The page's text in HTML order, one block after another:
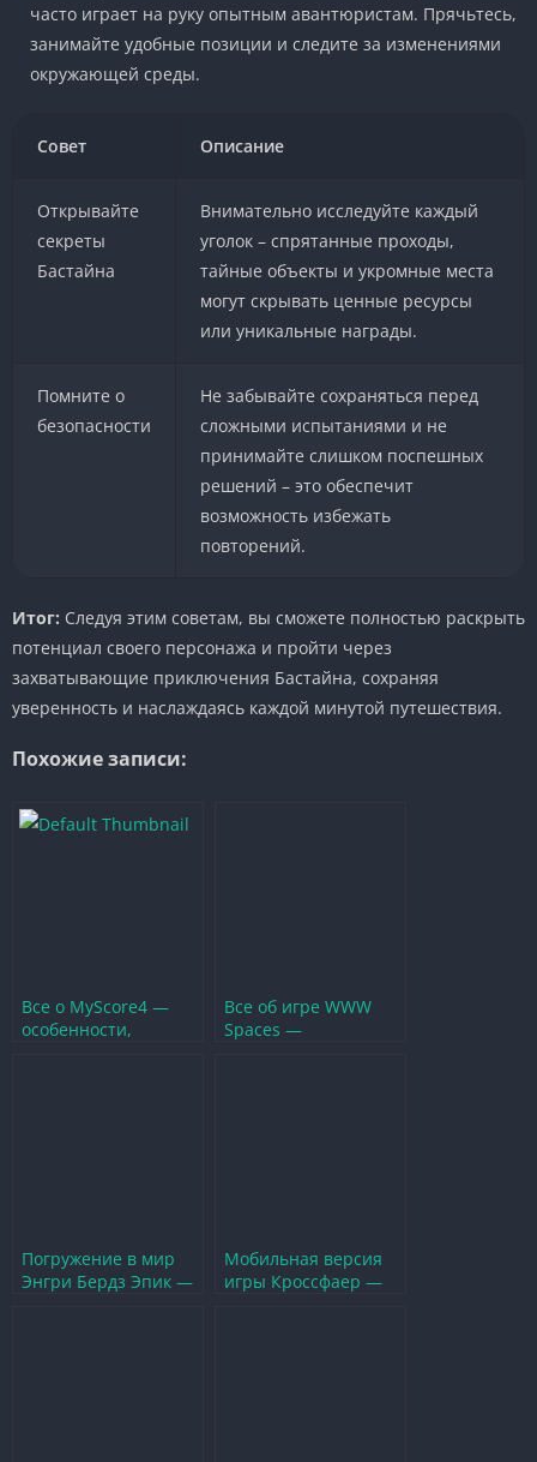
часто играет на руку опытным авантюристам. Прячьтесь,
занимайте удобные позиции и следите за изменениями
окружающей среды.
Совет Описание
Открывайте
секреты
Бастайна
Внимательно исследуйте каждый
уголок – спрятанные проходы,
тайные объекты и укромные места
могут скрывать ценные ресурсы
или уникальные награды.
Помните о
безопасности
Не забывайте сохраняться перед
сложными испытаниями и не
принимайте слишком поспешных
решений – это обеспечит
возможность избежать
повторений.
Итог: Следуя этим советам, вы сможете полностью раскрыть
потенциал своего персонажа и пройти через
захватывающие приключения Бастайна, сохраняя
уверенность и наслаждаясь каждой минутой путешествия.
Похожие записи:
Все о MyScore4 —
особенности,
Все об игре WWW
Spaces —
Погружение в мир
Энгри Бердз Эпик —
Мобильная версия
игры Кроссфаер —